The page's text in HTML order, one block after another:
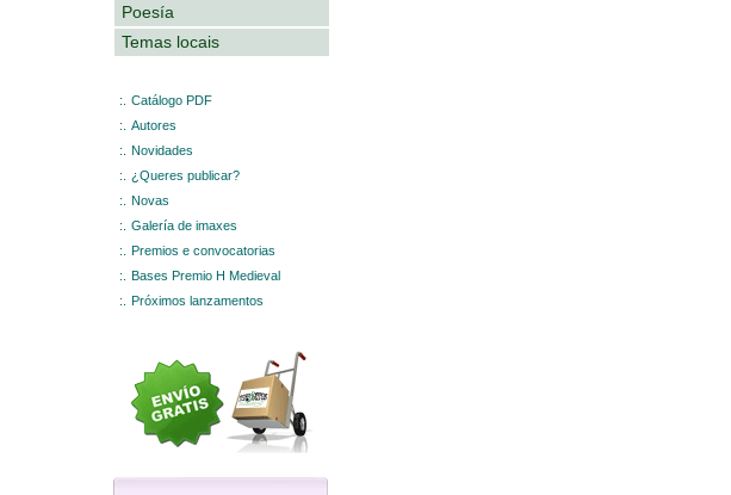
Poesía
Temas locais
:.
Catálogo PDF
:.
Autores
:.
Novidades
:.
¿Queres publicar?
:.
Novas
:.
Galería de imaxes
:.
Premios e convocatorias
:.
Bases Premio H Medieval
:.
Próximos lanzamentos